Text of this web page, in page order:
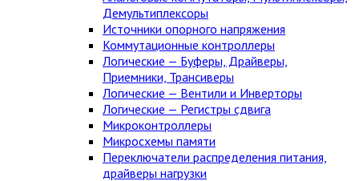
Демультиплексоры
Источники опорного напряжения
Коммутационные контроллеры
Логические — Буферы, Драйверы,
Приемники, Трансиверы
Логические — Вентили и Инверторы
Логические — Регистры сдвига
Микроконтроллеры
Микросхемы памяти
Переключатели распределения питания,
драйверы нагрузки